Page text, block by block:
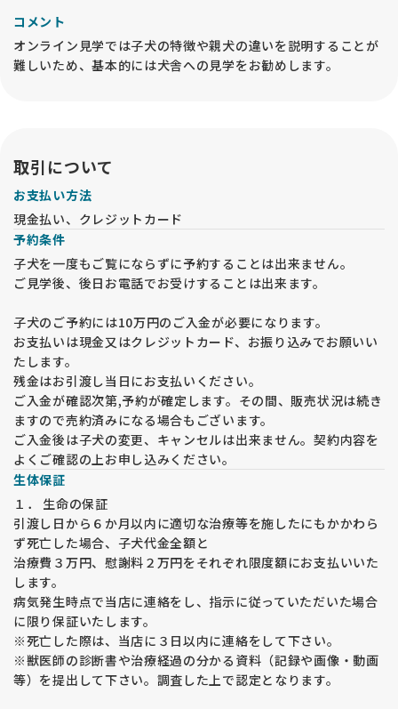
内容が多くみられますが、人ぞれぞれで感じ方が違いますので
できるだけ具体的に説明頂けると助かります。
また、”おとなしい子”、”おっとりした子”、”ほえない子”とい
うご要望もありますが、子犬ですので大人しい子は居りませ
ことをご了承ください。
大型飼養経験のない方は、子犬購入前に犬舎及び成犬見学をお
勧めいたします。
大型犬は、小中型犬と飼養環境やご用意する用品等が異なりま
す。
生活環境によっては、子犬を受け入れてから飼養が難しい環境
であることが分かったり、環境の工夫が必要になり慌ててしま
★★★ 遺伝疾患・疾病予防への取り組み★★★
福田ブリーダーは両親から受け継ぐマイナス要因は出来る限り
少なくする取り組みを10年以上行ってきています。
子犬と飼育してくださる飼い主様の不安や負担をできる限り少
なくできるよう、努力しています。
【股関節形成不全】
福田ブリーダーでは両親犬の股関節の状態をＪＡＨＤという検
査機関で検査を受けています。両親を調べ始めて10年経ちます
が、非常に良好な結果が出ており、ケンネルで残した子に発症
する子犬が激減しています。お客様のご好意で頂く結果もケン
ネルの子よりも良いスコアが出ています。
このことから、少なくとも両親犬を検査している繁殖は安全度
が増す。また、気を付けて育てた子は家庭犬の方が結果がよく
なると言えます。
環境により悪くなる例としては階段での生活、コンクリートで
の運動、登山・マラソン・自転車並走などの長時間の強い運
動、肥満、運動不足などが考えられます。
また、日本の現状は良い状態でない犬が非常に多いことも経験
からわかりました。
子犬を購入の際は両親や近親犬の情報のある子犬を選ばれるこ
コメント
オンライン見学では子犬の特徴や親犬の違いを説明することが
難しいため、基本的には犬舎への見学をお勧めします。
取引について
お支払い方法
現金払い、クレジットカード
予約条件
子犬を一度もご覧にならずに予約することは出来ません。
ご見学後、後日お電話でお受けすることは出来ます。
子犬のご予約には10万円のご入金が必要になります。
お支払いは現金又はクレジットカード、お振り込みでお願いい
たします。
残金はお引渡し当日にお支払いください。
ご入金が確認次第,予約が確定します。その間、販売状況は続き
ますので売約済みになる場合もございます。
ご入金後は子犬の変更、キャンセルは出来ません。契約内容を
よくご確認の上お申し込みください。
生体保証
１． 生命の保証
引渡し日から６か月以内に適切な治療等を施したにもかかわら
ず死亡した場合、子犬代金全額と
治療費３万円、慰謝料２万円をそれぞれ限度額にお支払いいた
します。
病気発生時点で当店に連絡をし、指示に従っていただいた場合
に限り保証いたします。
※死亡した際は、当店に３日以内に連絡をして下さい。
※獣医師の診断書や治療経過の分かる資料（記録や画像・動画
等）を提出して下さい。調査した上で認定となります。